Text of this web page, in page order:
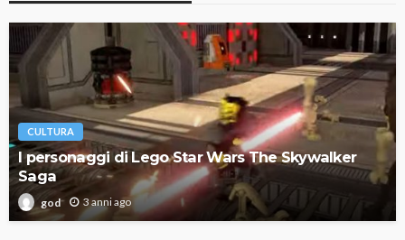
CULTURA
I personaggi di Lego Star Wars The Skywalker
Saga
god 3 anni ago